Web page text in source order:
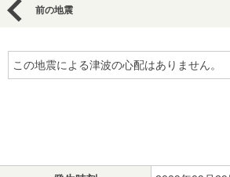
前の地震
この地震による津波の心配はありません。